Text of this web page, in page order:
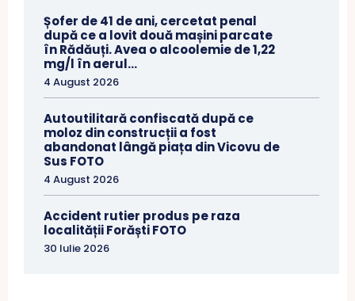
Șofer de 41 de ani, cercetat penal
după ce a lovit două mașini parcate
în Rădăuți. Avea o alcoolemie de 1,22
mg/l în aerul...
4 August 2026
Autoutilitară confiscată după ce
moloz din construcții a fost
abandonat lângă piața din Vicovu de
Sus FOTO
4 August 2026
Accident rutier produs pe raza
localității Forăști FOTO
30 Iulie 2026